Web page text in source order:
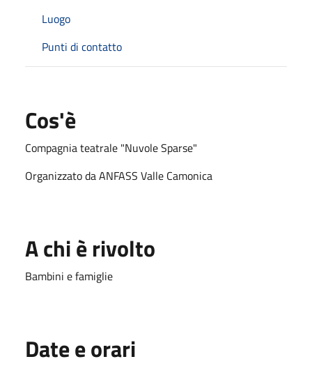
Luogo
Punti di contatto
Cos'è
Compagnia teatrale "Nuvole Sparse"
Organizzato da ANFASS Valle Camonica
A chi è rivolto
Bambini e famiglie
Date e orari